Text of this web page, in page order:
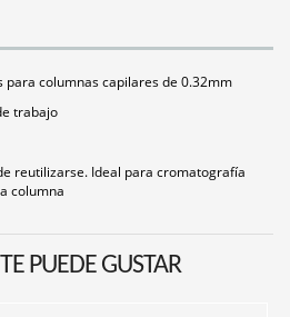
columnas capilares de 0.32mm
trabajo
reutilizarse. Ideal para cromatografía
columna
PUEDE GUSTAR